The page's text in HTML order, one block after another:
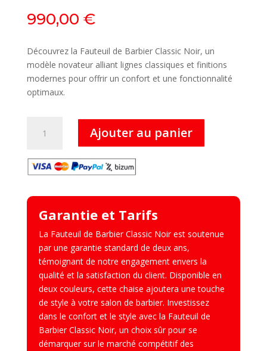
990,00 €
Découvrez la Fauteuil de Barbier Classic Noir, un
modèle novateur alliant lignes classiques et finitions
modernes pour offrir un confort et une fonctionnalité
optimaux.
Noir
–
de
Barbier
Ajouter au panier
Garantie et Tarifs
La Fauteuil de Barbier Classic Noir est soutenue
par une garantie standard de deux ans,
témoignant de notre engagement envers la
qualité et la satisfaction du client. Disponible en
deux couleurs, cette chaise ajoutera une touche
de style à votre salon de barbier. Investissez
dans le confort et le style avec la Fauteuil de
Barbier Classic Noir, un choix sûr pour se
démarquer sur le marché compétitif des